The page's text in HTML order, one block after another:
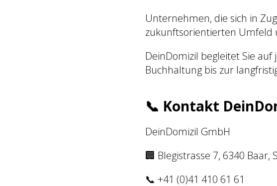
Unternehmen, die sich in
zukunftsorientierten
DeinDomizil begleitet Sie
Buchhaltung bis zur
📞 Kontakt
DeinDomizil GmbH
🏢 Blegistrasse 7, 6340 Baar,
📞 +41 (0)41 410 61 61